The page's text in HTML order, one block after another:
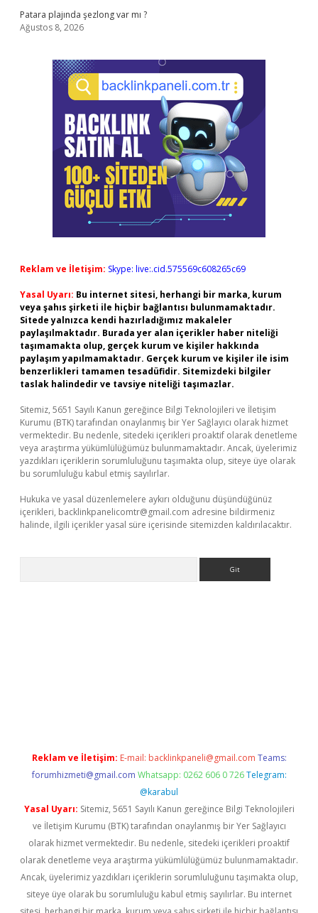
Patara plajında şezlong var mı ?
Ağustos 8, 2026
Reklam ve İletişim: Skype: live:.cid.575569c608265c69
Yasal Uyarı: Bu internet sitesi, herhangi bir marka, kurum
veya şahıs şirketi ile hiçbir bağlantısı bulunmamaktadır.
Sitede yalnızca kendi hazırladığımız makaleler
paylaşılmaktadır. Burada yer alan içerikler haber niteliği
taşımamakta olup, gerçek kurum ve kişiler hakkında
paylaşım yapılmamaktadır. Gerçek kurum ve kişiler ile isim
benzerlikleri tamamen tesadüfidir. Sitemizdeki bilgiler
taslak halindedir ve tavsiye niteliği taşımazlar.
Sitemiz, 5651 Sayılı Kanun gereğince Bilgi Teknolojileri ve İletişim
Kurumu (BTK) tarafından onaylanmış bir Yer Sağlayıcı olarak hizmet
vermektedir. Bu nedenle, sitedeki içerikleri proaktif olarak denetleme
veya araştırma yükümlülüğümüz bulunmamaktadır. Ancak, üyelerimiz
yazdıkları içeriklerin sorumluluğunu taşımakta olup, siteye üye olarak
bu sorumluluğu kabul etmiş sayılırlar.
Hukuka ve yasal düzenlemelere aykırı olduğunu düşündüğünüz
içerikleri, backlinkpanelicomtr@gmail.com adresine bildirmeniz
halinde, ilgili içerikler yasal süre içerisinde sitemizden kaldırılacaktır.
Reklam ve İletişim: E-mail: backlinkpaneli@gmail.com Teams:
forumhizmeti@gmail.com Whatsapp: 0262 606 0 726 Telegram:
@karabul
Yasal Uyarı: Sitemiz, 5651 Sayılı Kanun gereğince Bilgi Teknolojileri
ve İletişim Kurumu (BTK) tarafından onaylanmış bir Yer Sağlayıcı
olarak hizmet vermektedir. Bu nedenle, sitedeki içerikleri proaktif
olarak denetleme veya araştırma yükümlülüğümüz bulunmamaktadır.
Ancak, üyelerimiz yazdıkları içeriklerin sorumluluğunu taşımakta olup,
siteye üye olarak bu sorumluluğu kabul etmiş sayılırlar. Bu internet